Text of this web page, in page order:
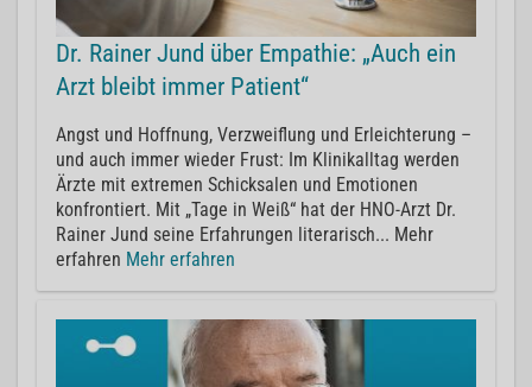
Dr. Rainer Jund über Empathie: „Auch ein
Arzt bleibt immer Patient“
Angst und Hoffnung, Verzweiflung und Erleichterung –
und auch immer wieder Frust: Im Klinikalltag werden
Ärzte mit extremen Schicksalen und Emotionen
konfrontiert. Mit „Tage in Weiß“ hat der HNO-Arzt Dr.
Rainer Jund seine Erfahrungen literarisch... Mehr
erfahren Mehr erfahren